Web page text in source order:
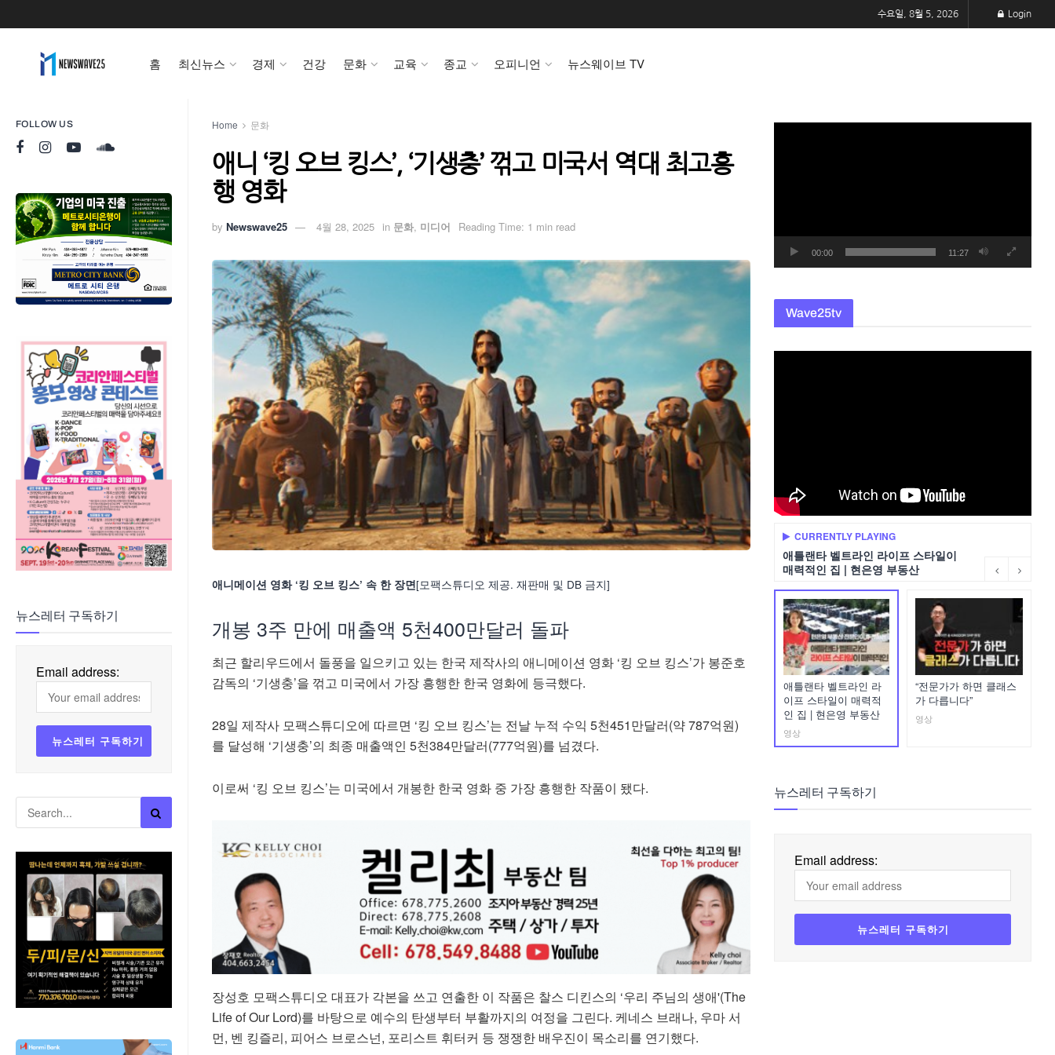
FOLLOW US
뉴스레터 구독하기
Email address:
수요일, 8월 5, 2026 Login
홈 최신뉴스 경제 건강 문화 교육 종교 오피니언 뉴스웨이브 TV
Home 문화
애니 ‘킹 오브 킹스’, ‘기생충’ 꺾고 미국서 역대 최고흥
행 영화
by Newswave25 4월 28, 2025 in 문화, 미디어 Reading Time: 1 min read
애니메이션 영화 ‘킹 오브 킹스’ 속 한 장면[모팩스튜디오 제공. 재판매 및 DB 금지]
개봉 3주 만에 매출액 5천400만달러 돌파
최근 할리우드에서 돌풍을 일으키고 있는 한국 제작사의 애니메이션 영화 ‘킹 오브 킹스’가 봉준호
감독의 ‘기생충’을 꺾고 미국에서 가장 흥행한 한국 영화에 등극했다.
28일 제작사 모팩스튜디오에 따르면 ‘킹 오브 킹스’는 전날 누적 수익 5천451만달러(약 787억원)
를 달성해 ‘기생충’의 최종 매출액인 5천384만달러(777억원)를 넘겼다.
이로써 ‘킹 오브 킹스’는 미국에서 개봉한 한국 영화 중 가장 흥행한 작품이 됐다.
장성호 모팩스튜디오 대표가 각본을 쓰고 연출한 이 작품은 찰스 디킨스의 ‘우리 주님의 생애'(The
Life of Our Lord)를 바탕으로 예수의 탄생부터 부활까지의 여정을 그린다. 케네스 브래나, 우마 서
먼, 벤 킹즐리, 피어스 브로스넌, 포리스트 휘터커 등 쟁쟁한 배우진이 목소리를 연기했다.
00:00 11:27
Wave25tv
CURRENTLY PLAYING
애틀랜타 벨트라인 라이프 스타일이
매력적인 집 | 현은영 부동산
애틀랜타 벨트라인 라
이프 스타일이 매력적
인 집 | 현은영 부동산
영상
“전문가가 하면 클래스
가 다릅니다”
영상
뉴스레터 구독하기
Email address: